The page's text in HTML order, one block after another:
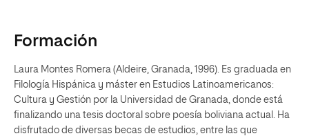
Formación
Laura Montes Romera (Aldeire, Granada, 1996). Es graduada en
Filología Hispánica y máster en Estudios Latinoamericanos:
Cultura y Gestión por la Universidad de Granada, donde está
finalizando una tesis doctoral sobre poesía boliviana actual. Ha
disfrutado de diversas becas de estudios, entre las que